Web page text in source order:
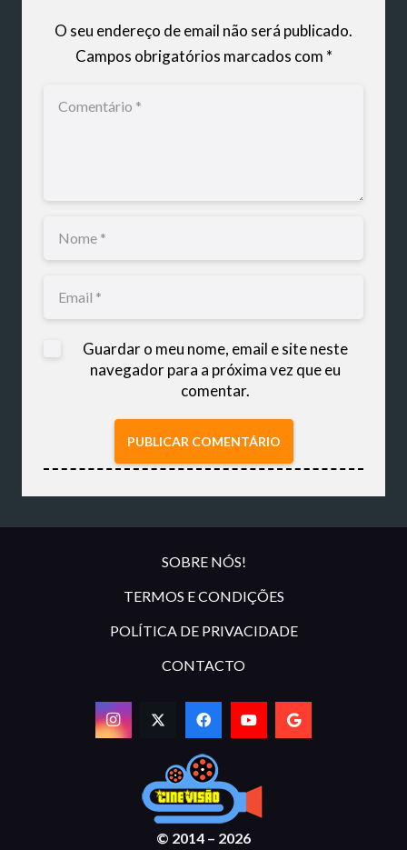
O seu endereço de email não será publicado.
Campos obrigatórios marcados com *
Guardar o meu nome, email e site neste
navegador para a próxima vez que eu
comentar.
PUBLICAR COMENTÁRIO
SOBRE NÓS!
TERMOS E CONDIÇÕES
POLÍTICA DE PRIVACIDADE
CONTACTO
© 2014 – 2026